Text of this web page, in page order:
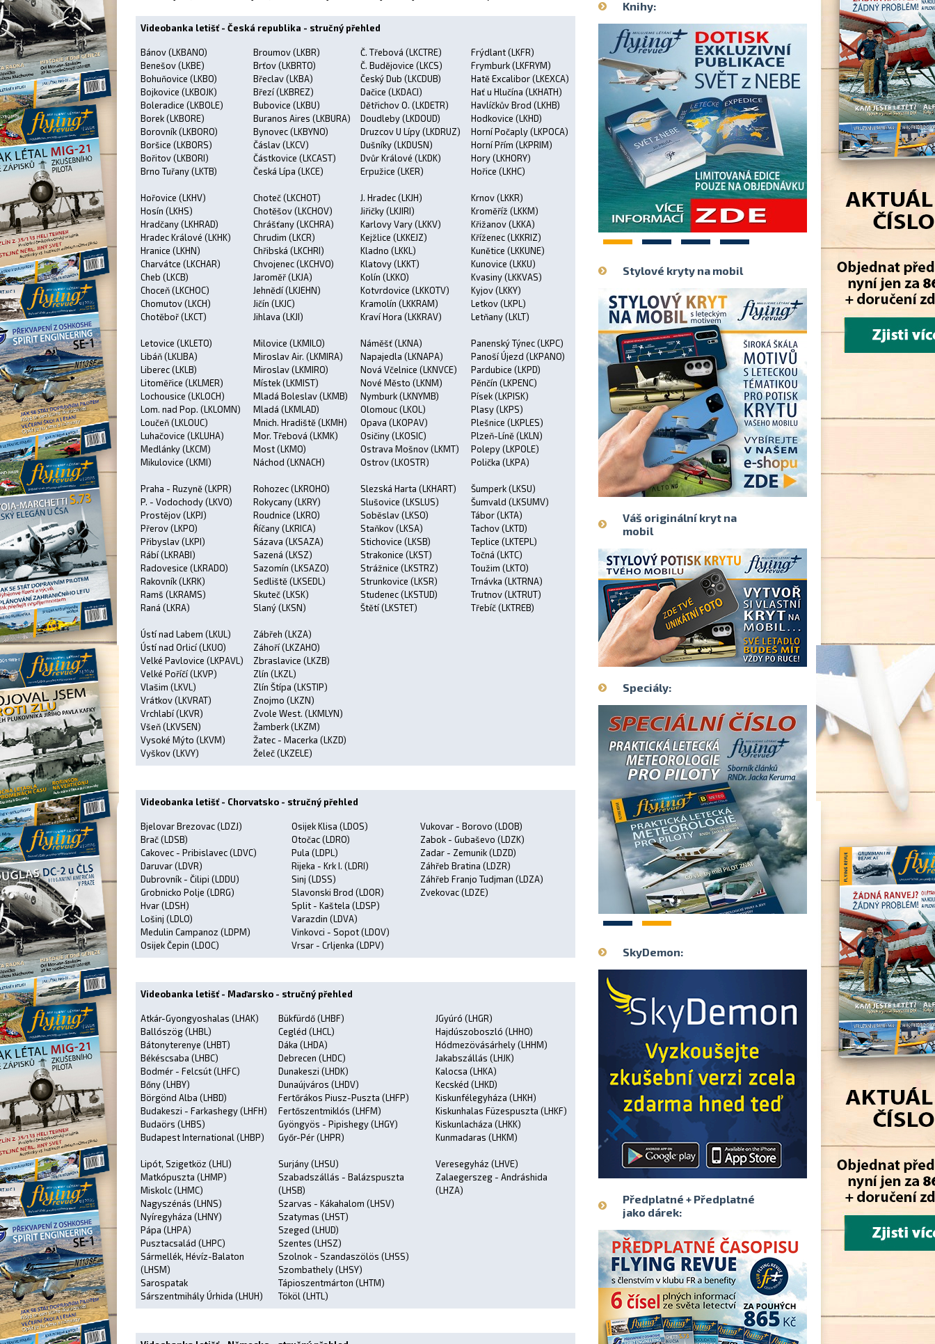
Videobanka letišť - Česká republika - stručný přehled
Bánov (LKBANO)
Benešov (LKBE)
Bohuňovice (LKBO)
Bojkovice (LKBOJK)
Boleradice (LKBOLE)
Borek (LKBORE)
Borovník (LKBORO)
Boršice (LKBORS)
Bořitov (LKBORI)
Brno Tuřany (LKTB)
Hořovice (LKHV)
Hosín (LKHS)
Hradčany (LKHRAD)
Hradec Králové (LKHK)
Hranice (LKHN)
Charvátce (LKCHAR)
Cheb (LKCB)
Choceň (LKCHOC)
Chomutov (LKCH)
Chotěboř (LKCT)
Letovice (LKLETO)
Libáň (LKLIBA)
Liberec (LKLB)
Litoměřice (LKLMER)
Lochousice (LKLOCH)
Lom. nad Pop. (LKLOMN)
Loučeň (LKLOUC)
Luhačovice (LKLUHA)
Medlánky (LKCM)
Mikulovice (LKMI)
Praha - Ruzyně (LKPR)
P. - Vodochody (LKVO)
Prostějov (LKPJ)
Přerov (LKPO)
Přibyslav (LKPI)
Rábí (LKRABI)
Radovesice (LKRADO)
Rakovník (LKRK)
Ramš (LKRAMS)
Raná (LKRA)
Ústí nad Labem (LKUL)
Ústí nad Orlicí (LKUO)
Velké Pavlovice (LKPAVL)
Velké Poříčí (LKVP)
Vlašim (LKVL)
Vrátkov (LKVRAT)
Vrchlabí (LKVR)
Všeň (LKVSEN)
Vysoké Mýto (LKVM)
Vyškov (LKVY)
Broumov (LKBR)
Brťov (LKBRTO)
Břeclav (LKBA)
Březí (LKBREZ)
Bubovice (LKBU)
Buranos Aires (LKBURA)
Bynovec (LKBYNO)
Čáslav (LKCV)
Částkovice (LKCAST)
Česká Lípa (LKCE)
Choteč (LKCHOT)
Chotěšov (LKCHOV)
Chrášťany (LKCHRA)
Chrudim (LKCR)
Chřibská (LKCHRI)
Chvojenec (LKCHVO)
Jaroměř (LKJA)
Jehnědí (LKJEHN)
Jičín (LKJC)
Jihlava (LKJI)
Milovice (LKMILO)
Miroslav Air. (LKMIRA)
Miroslav (LKMIRO)
Místek (LKMIST)
Mladá Boleslav (LKMB)
Mladá (LKMLAD)
Mnich. Hradiště (LKMH)
Mor. Třebová (LKMK)
Most (LKMO)
Náchod (LKNACH)
Rohozec (LKROHO)
Rokycany (LKRY)
Roudnice (LKRO)
Říčany (LKRICA)
Sázava (LKSAZA)
Sazená (LKSZ)
Sazomín (LKSAZO)
Sedliště (LKSEDL)
Skuteč (LKSK)
Slaný (LKSN)
Zábřeh (LKZA)
Záhoří (LKZAHO)
Zbraslavice (LKZB)
Zlín (LKZL)
Zlín Štípa (LKSTIP)
Znojmo (LKZN)
Zvole West. (LKMLYN)
Žamberk (LKZM)
Žatec - Macerka (LKZD)
Želeč (LKZELE)
Č. Třebová (LKCTRE)
Č. Budějovice (LKCS)
Český Dub (LKCDUB)
Dačice (LKDACI)
Dětřichov O. (LKDETR)
Doudleby (LKDOUD)
Druzcov U Lípy (LKDRUZ)
Dušníky (LKDUSN)
Dvůr Králové (LKDK)
Erpužice (LKER)
J. Hradec (LKJH)
Jiřičky (LKJIRI)
Karlovy Vary (LKKV)
Kejžlice (LKKEJZ)
Kladno (LKKL)
Klatovy (LKKT)
Kolín (LKKO)
Kotvrdovice (LKKOTV)
Kramolín (LKKRAM)
Kraví Hora (LKKRAV)
Náměšť (LKNA)
Napajedla (LKNAPA)
Nová Včelnice (LKNVCE)
Nové Město (LKNM)
Nymburk (LKNYMB)
Olomouc (LKOL)
Opava (LKOPAV)
Osičiny (LKOSIC)
Ostrava Mošnov (LKMT)
Ostrov (LKOSTR)
Slezská Harta (LKHART)
Slušovice (LKSLUS)
Soběslav (LKSO)
Staňkov (LKSA)
Stichovice (LKSB)
Strakonice (LKST)
Strážnice (LKSTRZ)
Strunkovice (LKSR)
Studenec (LKSTUD)
Štětí (LKSTET)
Frýdlant (LKFR)
Frymburk (LKFRYM)
Hatě Excalibor (LKEXCA)
Hať u Hlučína (LKHATH)
Havlíčkův Brod (LKHB)
Hodkovice (LKHD)
Horní Počaply (LKPOCA)
Horní Přím (LKPRIM)
Hory (LKHORY)
Hořice (LKHC)
Krnov (LKKR)
Kroměříž (LKKM)
Křižanov (LKKA)
Kříženec (LKKRIZ)
Kunětice (LKKUNE)
Kunovice (LKKU)
Kvasiny (LKKVAS)
Kyjov (LKKY)
Letkov (LKPL)
Letňany (LKLT)
Panenský Týnec (LKPC)
Panoší Újezd (LKPANO)
Pardubice (LKPD)
Pěnčín (LKPENC)
Písek (LKPISK)
Plasy (LKPS)
Plešnice (LKPLES)
Plzeň-Líně (LKLN)
Polepy (LKPOLE)
Polička (LKPA)
Šumperk (LKSU)
Šumvald (LKSUMV)
Tábor (LKTA)
Tachov (LKTD)
Teplice (LKTEPL)
Točná (LKTC)
Toužim (LKTO)
Trnávka (LKTRNA)
Trutnov (LKTRUT)
Třebíč (LKTREB)
Videobanka letišť - Chorvatsko - stručný přehled
Bjelovar Brezovac (LDZJ)
Brač (LDSB)
Cakovec - Pribislavec (LDVC)
Daruvar (LDVR)
Dubrovník - Čilipi (LDDU)
Grobnicko Polje (LDRG)
Hvar (LDSH)
Lošinj (LDLO)
Medulin Campanoz (LDPM)
Osijek Čepin (LDOC)
Osijek Klisa (LDOS)
Otočac (LDRO)
Pula (LDPL)
Rijeka - Krk I. (LDRI)
Sinj (LDSS)
Slavonski Brod (LDOR)
Split - Kaštela (LDSP)
Varazdin (LDVA)
Vinkovci - Sopot (LDOV)
Vrsar - Crljenka (LDPV)
Vukovar - Borovo (LDOB)
Zabok - Gubaševo (LDZK)
Zadar - Zemunik (LDZD)
Záhřeb Bratina (LDZR)
Záhřeb Franjo Tudjman (LDZA)
Zvekovac (LDZE)
Videobanka letišť - Maďarsko - stručný přehled
Atkár-Gyongyoshalas (LHAK)
Ballószög (LHBL)
Bátonyterenye (LHBT)
Békéscsaba (LHBC)
Bodmér - Felcsút (LHFC)
Bőny (LHBY)
Börgönd Alba (LHBD)
Budakeszi - Farkashegy (LHFH)
Budaörs (LHBS)
Budapest International (LHBP)
Lipót, Szigetköz (LHLI)
Matkópuszta (LHMP)
Miskolc (LHMC)
Nagyszénás (LHNS)
Nyíregyháza (LHNY)
Pápa (LHPA)
Pusztacsalád (LHPC)
Sármellék, Hévíz-Balaton
(LHSM)
Sarospatak
Sárszentmihály Úrhida (LHUH)
Bükfürdő (LHBF)
Cegléd (LHCL)
Dáka (LHDA)
Debrecen (LHDC)
Dunakeszi (LHDK)
Dunaújváros (LHDV)
Fertőrákos Piusz-Puszta (LHFP)
Fertőszentmiklós (LHFM)
Gyöngyös - Pipishegy (LHGY)
Győr-Pér (LHPR)
Surjány (LHSU)
Szabadszállás - Balázspuszta
(LHSB)
Szarvas - Kákahalom (LHSV)
Szatymas (LHST)
Szeged (LHUD)
Szentes (LHSZ)
Szolnok - Szandaszölös (LHSS)
Szombathely (LHSY)
Tápioszentmárton (LHTM)
Tököl (LHTL)
JGyúró (LHGR)
Hajdúszoboszló (LHHO)
Hódmezövásárhely (LHHM)
Jakabszállás (LHJK)
Kalocsa (LHKA)
Kecskéd (LHKD)
Kiskunfélegyháza (LHKH)
Kiskunhalas Füzespuszta (LHKF)
Kiskunlacháza (LHKK)
Kunmadaras (LHKM)
Veresegyház (LHVE)
Zalaegerszeg - Andráshida
(LHZA)
Knihy:
1 2 3 4
Stylové kryty na mobil
Váš originální kryt na
mobil
Speciály:
1 2
SkyDemon:
Předplatné + Předplatné
jako dárek: